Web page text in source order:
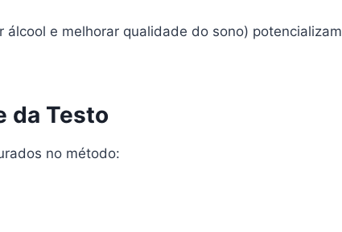
e melhorar qualidade do sono) potencializam
da Testo
no método: